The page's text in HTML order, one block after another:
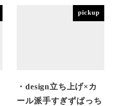
pickup
・design立ち上げ×カ
ール派手すぎずぱっち